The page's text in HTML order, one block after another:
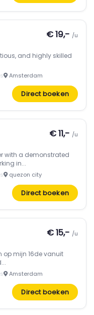
€ 19,- /u
and highly skilled
Amsterdam
Direct boeken
€ 11,- /u
with a demonstrated
in...
quezon city
Direct boeken
€ 15,- /u
op mijn 16de vanuit
Amsterdam
Direct boeken